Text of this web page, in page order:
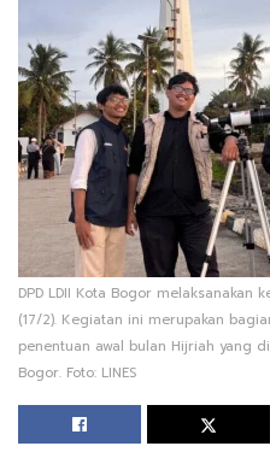
DPD LDII Kota Bogor melaksanakan
(17/2). Kegiatan ini merupakan
penentuan awal bulan Hijriah yang
Bogor. Foto: LINES